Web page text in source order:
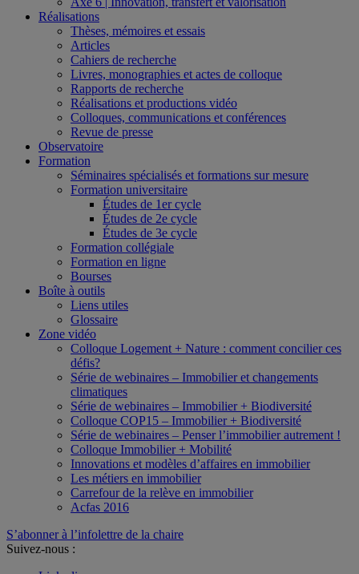
Réalisations
Thèses, mémoires et essais
Articles
Cahiers de recherche
Livres, monographies et actes de colloque
Rapports de recherche
Réalisations et productions vidéo
Colloques, communications et conférences
Revue de presse
Observatoire
Formation
Séminaires spécialisés et formations sur mesure
Formation universitaire
Études de 1er cycle
Études de 2e cycle
Études de 3e cycle
Formation collégiale
Formation en ligne
Bourses
Boîte à outils
Liens utiles
Glossaire
Zone vidéo
Colloque Logement + Nature : comment concilier ces
défis?
Série de webinaires – Immobilier et changements
climatiques
Série de webinaires – Immobilier + Biodiversité
Colloque COP15 – Immobilier + Biodiversité
Série de webinaires – Penser l’immobilier autrement !
Colloque Immobilier + Mobilité
Innovations et modèles d’affaires en immobilier
Les métiers en immobilier
Carrefour de la relève en immobilier
Acfas 2016
S’abonner à l’infolettre de la chaire
Suivez-nous :